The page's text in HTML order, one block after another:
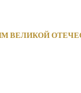
ВЕЛИКОЙ